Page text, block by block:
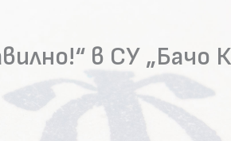
в СУ „Бачо